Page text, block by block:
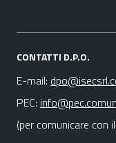
CONTATTI D.P.O.
E-mail:
PEC:
(per comunicare